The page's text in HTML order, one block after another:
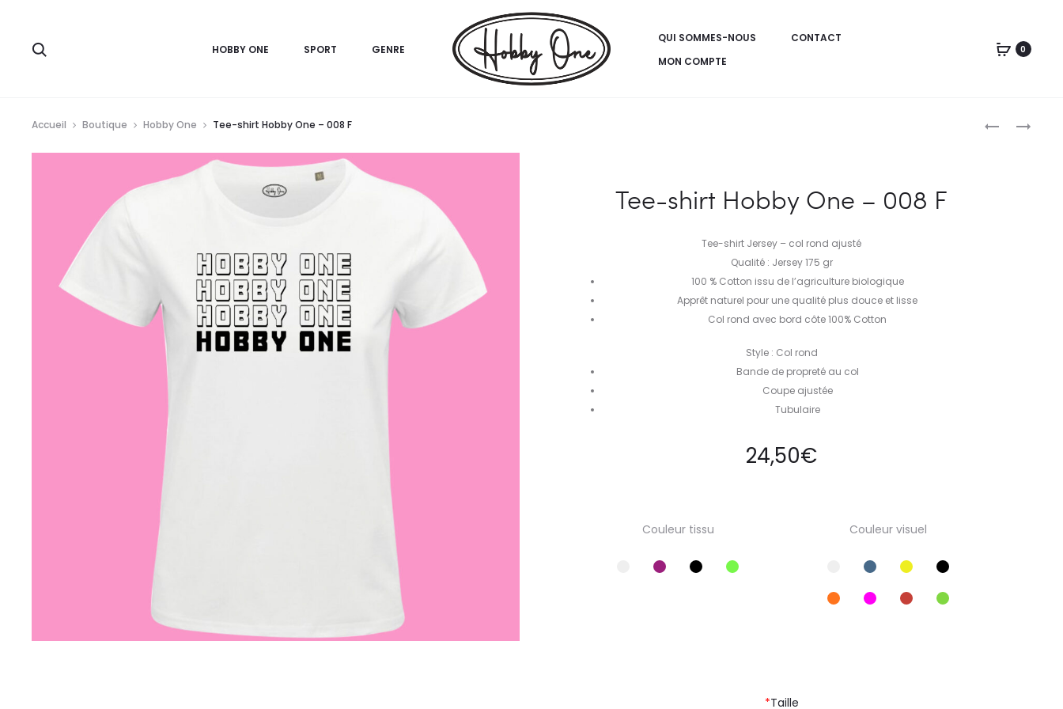
HOBBY ONE SPORT GENRE
QUI SOMMES-NOUS
CONTACT
MON COMPTE
0
TEE-
TEE-
Accueil Boutique Hobby One Tee-shirt Hobby One – 008 F
Tee-shirt Hobby One – 008 F
Tee-shirt Jersey – col rond ajusté
Qualité : Jersey 175 gr
100 % Cotton issu de l’agriculture biologique
Apprêt naturel pour une qualité plus douce et lisse
Col rond avec bord côte 100% Cotton
Style : Col rond
Bande de propreté au col
Coupe ajustée
Tubulaire
24,50€
Couleur tissu Couleur visuel
*Taille